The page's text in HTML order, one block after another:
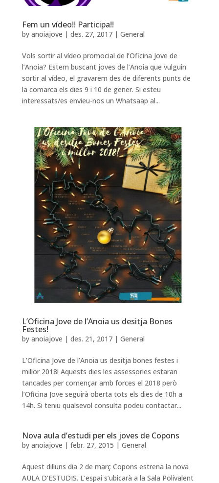
Fem un vídeo!! Participa!!
by anoiajove | des. 27, 2017| General
Vols sortir al vídeo promocial de l’Oficina Jove de
l’Anoia? Estem buscant joves de l’Anoia que vulguin
sortir al vídeo, el gravarem des de diferents punts de
la comarca els dies 9 i 10 de gener. Si esteu
interessats/es envieu-nos un Whatsaap al...
L’Oficina Jove de l’Anoia us desitja Bones
Festes!
by anoiajove | des. 21, 2017| General
L’Oficina Jove de l’Anoia us desitja bones festes i
millor 2018! Aquests dies les assessories estaran
tancades per començar amb forces el 2018 però
l’Oficina Jove seguirà oberta tots els dies de 10h a
14h. Si teniu qualsevol consulta podeu contactar...
Nova aula d’estudi per els joves de Copons
by anoiajove | febr. 27, 2015 | General
Aquest dilluns dia 2 de març Copons estrena la nova
AULA D’ESTUDIS. L’espai s’ubicarà a la Sala Polivalent